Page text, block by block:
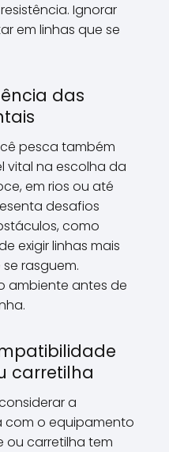
Ignorar
em linhas que se
das
pesca também
vital na escolha da
em rios ou até
desafios
como
exigir linhas mais
rasguem.
ambiente antes de
carretilha
a
com o equipamento
ou carretilha tem